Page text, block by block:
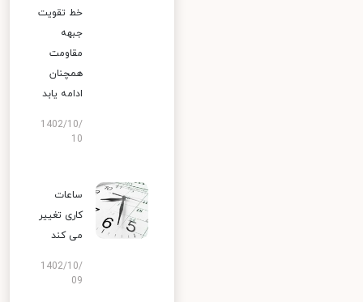
خط تقویت
جبهه
مقاومت
همچنان
ادامه یابد
1402/10/
10
ساعات
کاری تغییر
می‌ کند
1402/10/
09